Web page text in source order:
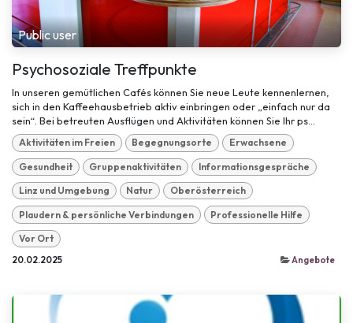
Public user
Psychosoziale Treffpunkte
In unseren gemütlichen Cafés können Sie neue Leute kennenlernen,
sich in den Kaffeehausbetrieb aktiv einbringen oder „einfach nur da
sein“. Bei betreuten Ausflügen und Aktivitäten können Sie Ihr ps...
Aktivitäten im Freien Begegnungsorte Erwachsene
Gesundheit Gruppenaktivitäten Informationsgespräche
Linz und Umgebung Natur Oberösterreich
Plaudern & persönliche Verbindungen Professionelle Hilfe
Vor Ort
20.02.2025 Angebote